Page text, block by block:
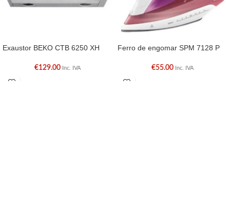
Exaustor BEKO CTB 6250 XH
€129.00 Inc. IVA
Ferro de engomar SPM 7128 P
€55.00 Inc. IVA